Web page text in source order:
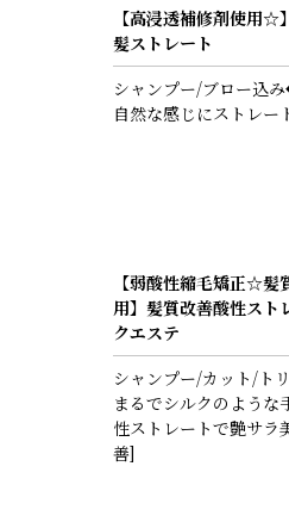
【高浸透補修剤使用☆
髪ストレート
シャンプー/ブロー込
自然な感じにストレ
【弱酸性縮毛矯正☆髪
用】髪質改善酸性スト
クエステ
シャンプー/カット/ト
まるでシルクのような
性ストレートで艶サ
善]